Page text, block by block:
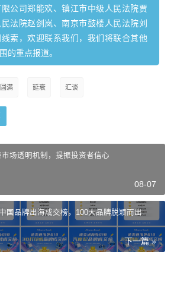
公司郑能欢、镇江市中级人民法院贾
法院赵剑岚、南京市鼓楼人民法院刘
索，欢迎联系我们，我们将联合其他
的重点报道。
圆满 延衰 汇谈
场透明机制，提振投资者信心
08-07
国品牌出海成交榜，100大品牌脱颖而出
下一篇 »